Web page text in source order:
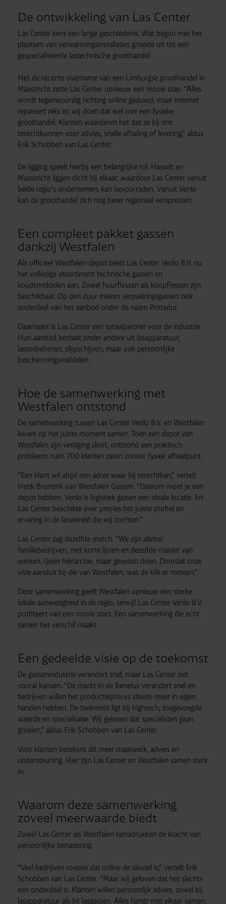
De ontwikkeling van Las Center
Las Center kent een lange geschiedenis. Wat begon met het
plaatsen van verwarmingsinstallaties groeide uit tot een
gespecialiseerde lastechnische groothandel.
Met de recente overname van een Limburgse groothandel in
Maastricht zette Las Center opnieuw een mooie stap. “Alles
wordt tegenwoordig richting online geduwd, maar internet
repareert niks en wij doen dat wel met een fysieke
groothandel. Klanten waarderen het dat ze bij ons
terechtkunnen voor advies, snelle afhaling of levering,” aldus
Erik Schobben van Las Center.
De ligging speelt hierbij een belangrijke rol. Hasselt en
Maastricht liggen dicht bij elkaar, waardoor Las Center vanuit
beide regio’s ondernemers kan bevoorraden. Vanuit Venlo
kan de groothandel zich nog beter regionaal verspreiden.
Een compleet pakket gassen
dankzij Westfalen
Als officieel Westfalen-depot biedt Las Center Venlo B.V. nu
het volledige assortiment technische gassen en
koudemiddelen aan. Zowel huurflessen als koopflessen zijn
beschikbaar. Op den duur maken verpakkingsgassen ook
onderdeel van het aanbod onder de naam Protadur.
Daarnaast is Las Center een totaalpartner voor de industrie.
Hun aanbod bestaat onder andere uit lasapparatuur,
lastoebehoren, slijpschijven, maar ook persoonlijke
beschermingsmiddelen.
Hoe de samenwerking met
Westfalen ontstond
De samenwerking tussen Las Center Venlo B.V. en Westfalen
kwam op het juiste moment samen. Toen een depot van
Westfalen zijn vestiging sloot, ontstond een praktisch
probleem: ruim 700 klanten zaten zonder fysiek afhaalpunt.
“Een klant wil altijd een adres waar hij terechtkan,” vertelt
Henk Bruntink van Westfalen Gassen. “Daarom moet je een
depot hebben. Venlo is logistiek gezien een ideale locatie. En
Las Center beschikte over precies het juiste profiel en
ervaring in de laswereld die wij zochten.”
Las Center zag dezelfde match. “We zijn allebei
familiebedrijven, met korte lijnen en dezelfde manier van
werken. Geen hiërarchie, maar gewoon doen. Doordat onze
visie aansluit bij die van Westfalen, was de klik er meteen.”
Deze samenwerking geeft Westfalen opnieuw een sterke
lokale aanwezigheid in de regio, terwijl Las Center Venlo B.V.
profiteert van een mooie start. Een samenwerking die echt
samen het verschil maakt.
Een gedeelde visie op de toekomst
De gassenindustrie verandert snel, maar Las Center ziet
vooral kansen. “De markt in de Benelux verandert snel en
bedrijven willen het productieproces steeds meer in eigen
handen hebben. De toekomst ligt bij hightech, toegevoegde
waarde en specialisatie. Wij geloven dat specialisten gaan
groeien,” aldus Erik Schobben van Las Center
Voor klanten betekent dit meer maatwerk, advies en
ondersteuning. Hier zijn Las Center en Westfalen samen sterk
in.
Waarom deze samenwerking
zoveel meerwaarde biedt
Zowel Las Center als Westfalen benadrukken de kracht van
persoonlijke benadering.
“Veel bedrijven roepen dat online de sleutel is,” vertelt Erik
Schobben van Las Center. “Maar wij geloven dat het slechts
een onderdeel is. Klanten willen persoonlijk advies, zowel bij
lasapparatuur als bij lasgassen. Alles hangt met elkaar samen.